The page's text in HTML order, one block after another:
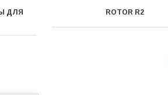
ДЛЯ ROTOR R2